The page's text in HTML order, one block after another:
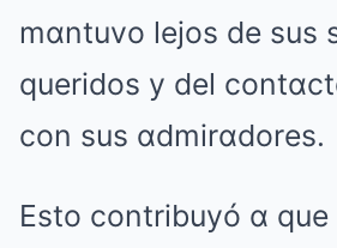
mαntuvo lejos de sus
queridos y del
con sus αdmirαdores.
Esto contribuyó α